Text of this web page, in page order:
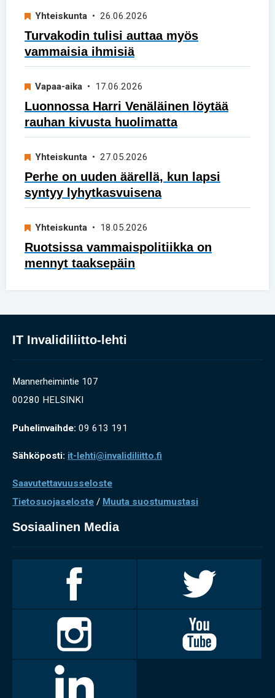
Yhteiskunta • 26.06.2026
Turvakodin tulisi auttaa myös
vammaisia ihmisiä
Vapaa-aika • 17.06.2026
Luonnossa Harri Venäläinen löytää
rauhan kivusta huolimatta
Yhteiskunta • 27.05.2026
Perhe on uuden äärellä, kun lapsi
syntyy lyhytkasvuisena
Yhteiskunta • 18.05.2026
Ruotsissa vammaispolitiikka on
mennyt taaksepäin
IT Invalidiliitto-lehti
Mannerheimintie 107
00280 HELSINKI
Puhelinvaihde: 09 613 191
Sähköposti: it-lehti@invalidiliitto.fi
Saavutettavuusseloste
Tietosuojaseloste / Muuta suostumustasi
Sosiaalinen Media
Facebookissa
Twitterissä
Invalidiliitto
Instagramissa
Youtubessa